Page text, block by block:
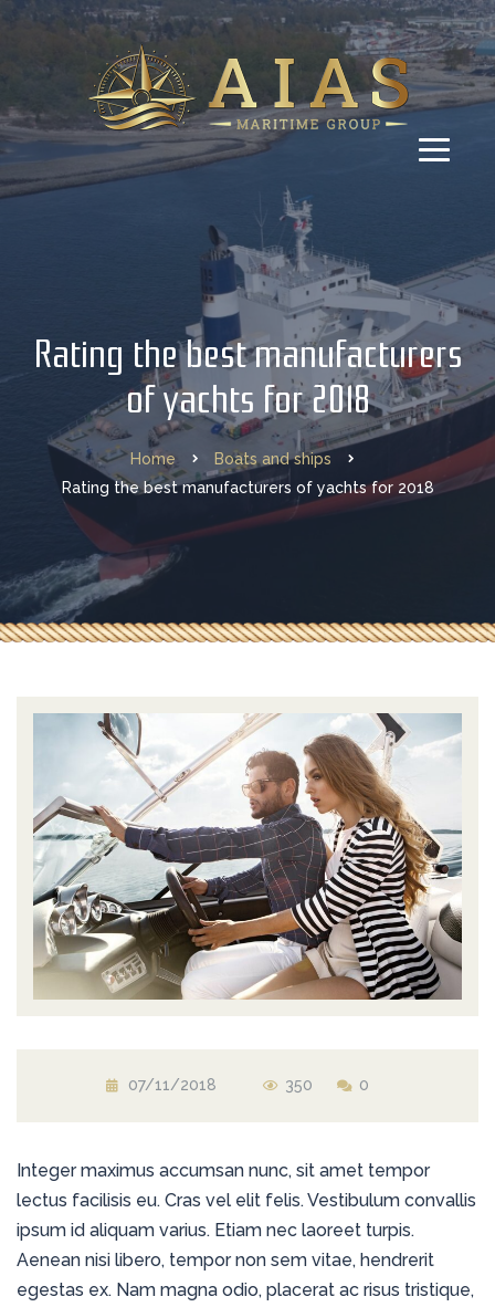
Rating the best manufacturers
of yachts for 2018
Home
Boats and ships
Rating the best manufacturers of yachts for 2018
07/11/2018 350 0
Integer maximus accumsan nunc, sit amet tempor
lectus facilisis eu. Cras vel elit felis. Vestibulum convallis
ipsum id aliquam varius. Etiam nec laoreet turpis.
Aenean nisi libero, tempor non sem vitae, hendrerit
egestas ex. Nam magna odio, placerat ac risus tristique,